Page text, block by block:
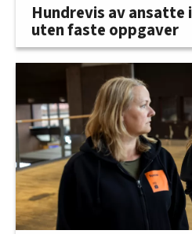
Hundrevis av ansatte
uten faste oppgaver